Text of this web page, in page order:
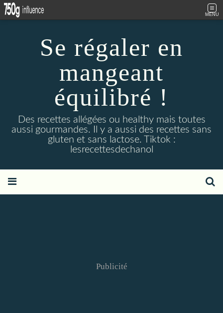
MENU
Se régaler en
mangeant
équilibré !
Des recettes allégées ou healthy mais toutes
aussi gourmandes. Il y a aussi des recettes sans
gluten et sans lactose. Tiktok :
lesrecettesdechanol
Publicité